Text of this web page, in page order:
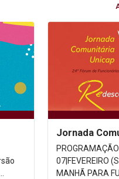
Jornada
07|FEVEREIRO
MANHÃ PARA